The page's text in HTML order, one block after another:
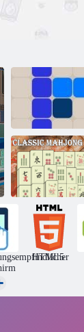
1212!
Klassisches
Mahjong 3
HTML5